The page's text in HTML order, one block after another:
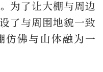
为了让大棚与周边
了与周围地貌一致
仿佛与山体融为一